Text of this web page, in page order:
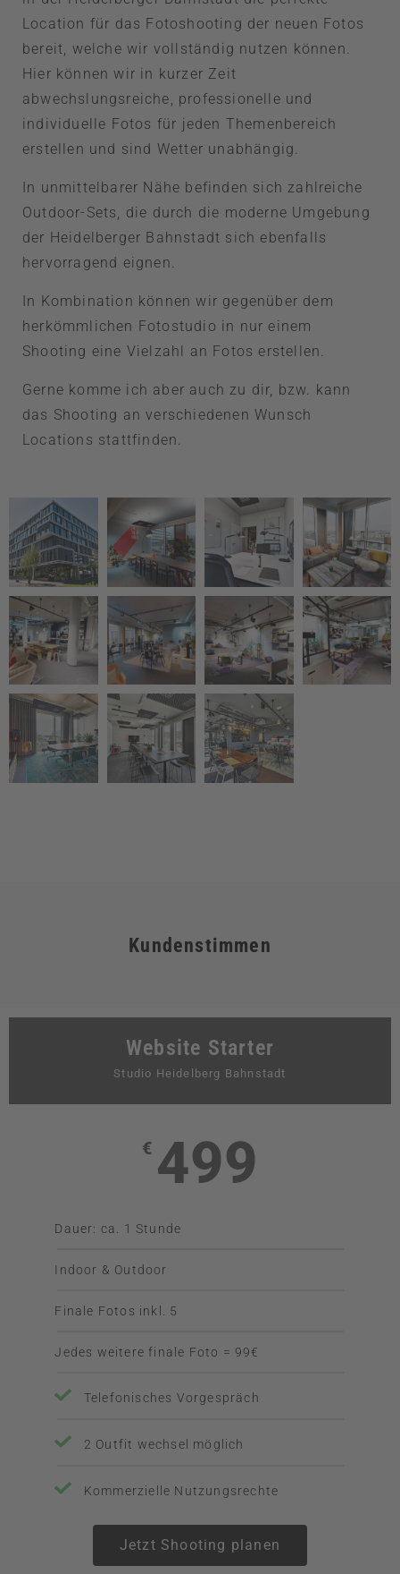
Location für das Fotoshooting der neuen Fotos
bereit, welche wir vollständig nutzen können.
Hier können wir in kurzer Zeit
abwechslungsreiche, professionelle und
individuelle Fotos für jeden Themenbereich
erstellen und sind Wetter unabhängig.
In unmittelbarer Nähe befinden sich zahlreiche
Outdoor-Sets, die durch die moderne Umgebung
der Heidelberger Bahnstadt sich ebenfalls
hervorragend eignen.
In Kombination können wir gegenüber dem
herkömmlichen Fotostudio in nur einem
Shooting eine Vielzahl an Fotos erstellen.
Gerne komme ich aber auch zu dir, bzw. kann
das Shooting an verschiedenen Wunsch
Locations stattfinden.
Kundenstimmen
Website Starter
Studio Heidelberg Bahnstadt
€ 499
Dauer: ca. 1 Stunde
Indoor & Outdoor
Finale Fotos inkl. 5
Jedes weitere finale Foto = 99€
Telefonisches Vorgespräch
2 Outfit wechsel möglich
Kommerzielle Nutzungsrechte
Jetzt Shooting planen